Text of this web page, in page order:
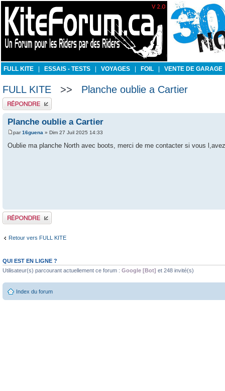
FULL KITE ESSAIS - TESTS VOYAGES FOIL VENTE DE GARAGE
FULL KITE >> Planche oublie a Cartier
Publier une réponse
Planche oublie a Cartier
par16guena » Dim 27 Juil 2025 14:33
Oublie ma planche North avec boots, merci de me contacter si vous
Publier une réponse
Retour vers FULL KITE
QUI EST EN LIGNE ?
Utilisateur(s) parcourant actuellement ce forum : Google [Bot] et 248 invité(s)
Index du forum